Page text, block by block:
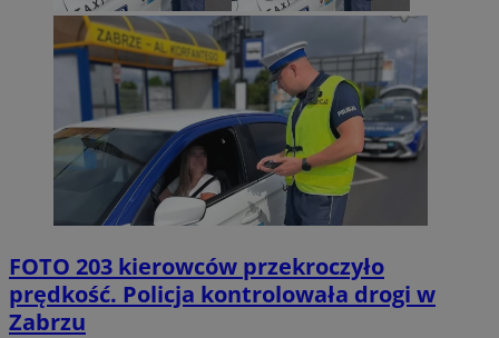
FOTO 203 kierowców przekroczyło
prędkość. Policja kontrolowała drogi w
Zabrzu